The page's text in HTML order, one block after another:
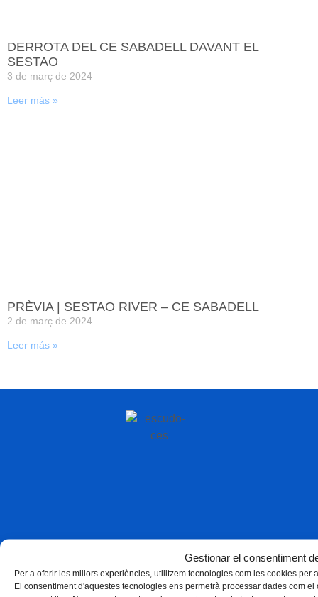
Gestionar el consentiment
Per a oferir les millors experiències, utilitzem tecnologies com les cookies
El consentiment d'aquestes tecnologies ens permetrà processar dades com
DERROTA DEL CE SABADELL DAVANT EL
SESTAO
3 de març de 2024
Leer más »
PRÈVIA | SESTAO RIVER – CE SABADELL
2 de març de 2024
Leer más »